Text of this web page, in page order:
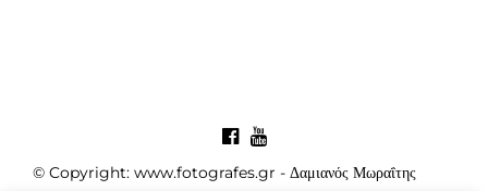
© Copyright: www.fotografes.gr - Δαμιανός Μωραΐτης